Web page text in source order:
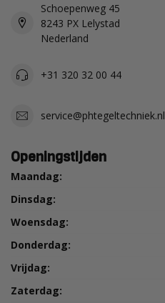
Schoepenweg 45
8243 PX Lelystad
Nederland
+31 320 32 00 44
service@phtegeltechniek.nl
Openingstijden
Maandag:
Dinsdag:
Woensdag:
Donderdag:
Vrijdag:
Zaterdag: